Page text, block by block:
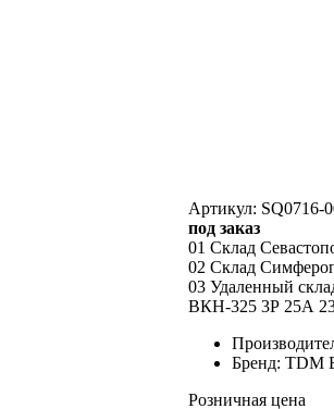
Артикул: SQ0716-
под заказ
01 Склад
02 Склад
03 Удаленный
ВКН-325 3Р 25А
Бренд: TDM
Розничная цена